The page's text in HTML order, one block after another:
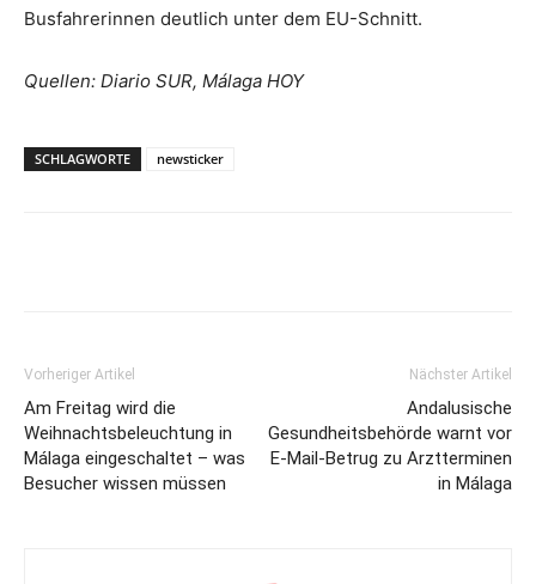
Busfahrerinnen deutlich unter dem EU-Schnitt.
Quellen: Diario SUR, Málaga HOY
SCHLAGWORTE newsticker
Vorheriger Artikel
Am Freitag wird die
Weihnachtsbeleuchtung in
Málaga eingeschaltet – was
Besucher wissen müssen
Nächster Artikel
Andalusische
Gesundheitsbehörde warnt vor
E-Mail-Betrug zu Arztterminen
in Málaga